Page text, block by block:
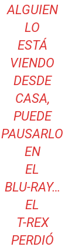
ALGUIEN
LO
ESTÁ
VIENDO
DESDE
CASA,
PUEDE
PAUSARLO
EN
EL
BLU-RAY…
EL
T-REX
PERDIÓ